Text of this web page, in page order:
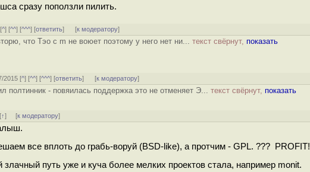
сразу поползли пилить.
^] [^^] [^^^] [ответить] [к модератору]
что Тэо с m не воюет поэтому у него нет ни... текст свёрнут, показать
2015 [^] [^^] [^^^] [ответить] [к модератору]
полтинник - повяилась поддержка это не отменяет Э... текст свёрнут, показать
[↑] [к модератору]
все вплоть до грабь-воруй (BSD-like), а протчим - GPL. ??? PROFIT!
путь уже и куча более мелких проектов стала, например monit.